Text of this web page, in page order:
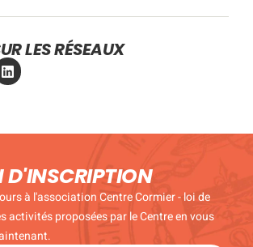
LES RÉSEAUX
D'INSCRIPTION
à l'association Centre Cormier - loi de
activités proposées par le Centre en vous